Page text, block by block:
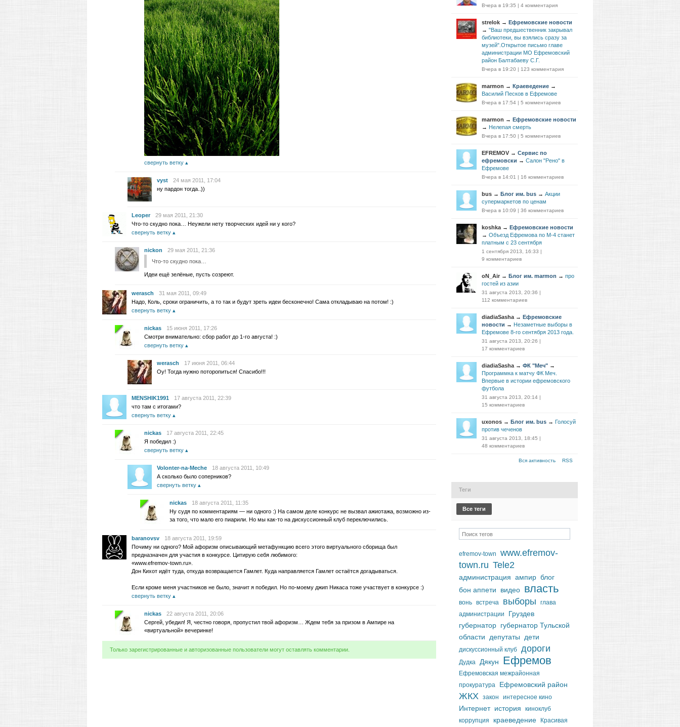
свернуть ветку
vyst
24 мая 2011, 17:04
ну пардон тогда..))
Leoper
29 мая 2011, 21:30
Что-то скудно пока… Неужели нету творческих идей ни у кого?
свернуть ветку
nickon
29 мая 2011, 21:36
Что-то скудно пока…
Идеи ещё зелёные, пусть созреют.
werasch
31 мая 2011, 09:49
Надо, Коль, сроки ограничить, а то так и будут зреть идеи бесконечно! Сама откладываю на потом! :)
свернуть ветку
nickas
15 июня 2011, 17:26
Смотри внимательно: сбор работ до 1-го августа! :)
свернуть ветку
werasch
17 июня 2011, 06:44
Оу! Тогда нужно поторопиться! Спасибо!!!
MENSHIK1991
17 августа 2011, 22:39
что там с итогами?
свернуть ветку
nickas
17 августа 2011, 22:45
Я победил :)
свернуть ветку
Volonter-na-Meche
18 августа 2011, 10:49
А сколько было соперников?
свернуть ветку
nickas
18 августа 2011, 11:35
Ну судя по комментариям — ни одного :) На самом деле конкурс не вызвал ажиотажа, возможно из-
за того, что мало его пиарили. Но мы как-то на дискуссионный клуб переключились.
baranovsv
18 августа 2011, 19:59
Почиму ни одного? Мой афоризм описывающий метафункцию всего этого виртуального сборища был
предназначен для участия в конкурсе. Цитирую себя любимого:
«www.efremov-town.ru».
Дон Кихот идёт туда, откуда возвращается Гамлет. Куда направляется Гамлет остаётся догадываться.
Если кроме меня участников не было, значит я победил. Но по-моему джип Никаса тоже участвует в конкурсе :)
свернуть ветку
nickas
22 августа 2011, 20:06
Сергей, убедил! Я, честно говоря, пропустил твой афоризм… Ждем тебя за призом в Ампире на
«виртуальной» вечеринке!
Только зарегистрированные и авторизованные пользователи могут оставлять комментарии.
Вчера в 19:35 | 4 комментария
strelok → Ефремовские новости
→ "Ваш предшественник закрывал
библиотеки, вы взялись сразу за
музей".Открытое письмо главе
администрации МО Ефремовский
район Балтабаеву С.Г.
Вчера в 19:20 | 123 комментария
marmon → Краеведение →
Василий Песков в Ефремове
Вчера в 17:54 | 5 комментариев
marmon → Ефремовские новости
→ Нелепая смерть
Вчера в 17:50 | 5 комментариев
EFREMOV → Сервис по
ефремовски → Салон "Рено" в
Ефремове
Вчера в 14:01 | 16 комментариев
bus → Блог им. bus → Акции
супермаркетов по ценам
Вчера в 10:09 | 36 комментариев
koshka → Ефремовские новости
→ Объезд Ефремова по М-4 станет
платным с 23 сентября
1 сентября 2013, 16:33 |
9 комментариев
oN_Air → Блог им. marmon → про
гостей из азии
31 августа 2013, 20:36 |
112 комментариев
diadiaSasha → Ефремовские
новости → Незаметные выборы в
Ефремове 8-го сентября 2013 года.
31 августа 2013, 20:26 |
17 комментариев
diadiaSasha → ФК "Меч" →
Программка к матчу ФК Меч.
Впервые в истории ефремовского
футбола
31 августа 2013, 20:14 |
15 комментариев
uxonos → Блог им. bus → Голосуй
против чеченов
31 августа 2013, 18:45 |
48 комментариев
Вся активность RSS
Теги
Все теги
efremov-town
www.efremov-
town.ru Tele2
администрация ампир блог
бон аппети
видео власть
вонь встреча выборы
глава
администрации
Груздев
губернатор губернатор Тульской
области
депутаты дети
дискуссионный клуб дороги
Дудка Дякун Ефремов
Ефремовская межрайонная
прокуратура
Ефремовский район
ЖКХ закон интересное кино
Интернет история
киноклуб
коррупция
краеведение Красивая